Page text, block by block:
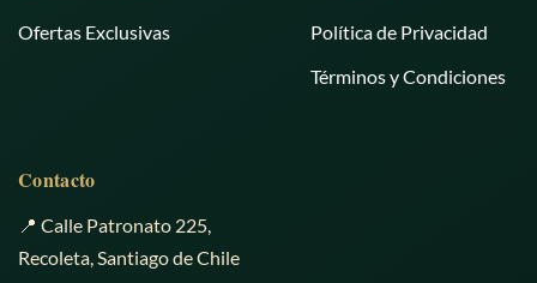
Ofertas Exclusivas
Política de Privacidad
Términos y Condiciones
Contacto
📍 Calle Patronato 225,
Recoleta, Santiago de Chile